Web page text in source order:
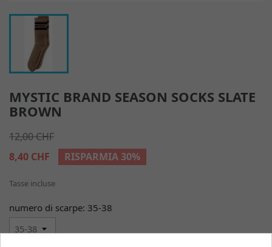
MYSTIC BRAND SEASON SOCKS SLATE
BROWN
12,00 CHF
8,40 CHF
RISPARMIA 30%
Tasse incluse
numero di scarpe: 35-38